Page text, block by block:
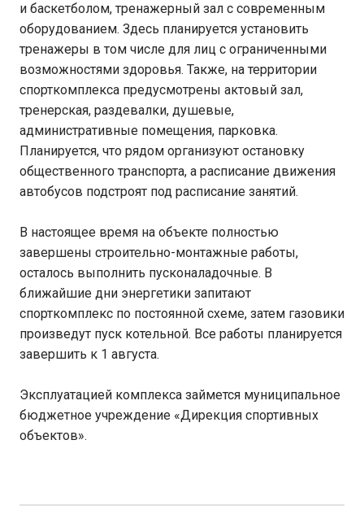
и баскетболом, тренажерный зал с современным
оборудованием. Здесь планируется установить
тренажеры в том числе для лиц с ограниченными
возможностями здоровья. Также, на территории
спорткомплекса предусмотрены актовый зал,
тренерская, раздевалки, душевые,
административные помещения, парковка.
Планируется, что рядом организуют остановку
общественного транспорта, а расписание движения
автобусов подстроят под расписание занятий.
В настоящее время на объекте полностью
завершены строительно-монтажные работы,
осталось выполнить пусконаладочные. В
ближайшие дни энергетики запитают
спорткомплекс по постоянной схеме, затем газовики
произведут пуск котельной. Все работы планируется
завершить к 1 августа.
Эксплуатацией комплекса займется муниципальное
бюджетное учреждение «Дирекция спортивных
объектов».